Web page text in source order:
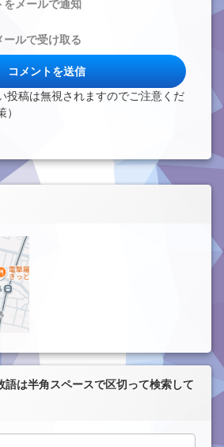
をメールで通知
ルで受け取る
投稿は無視されますのでご注意くだ
語は半角スペースで区切って検索して